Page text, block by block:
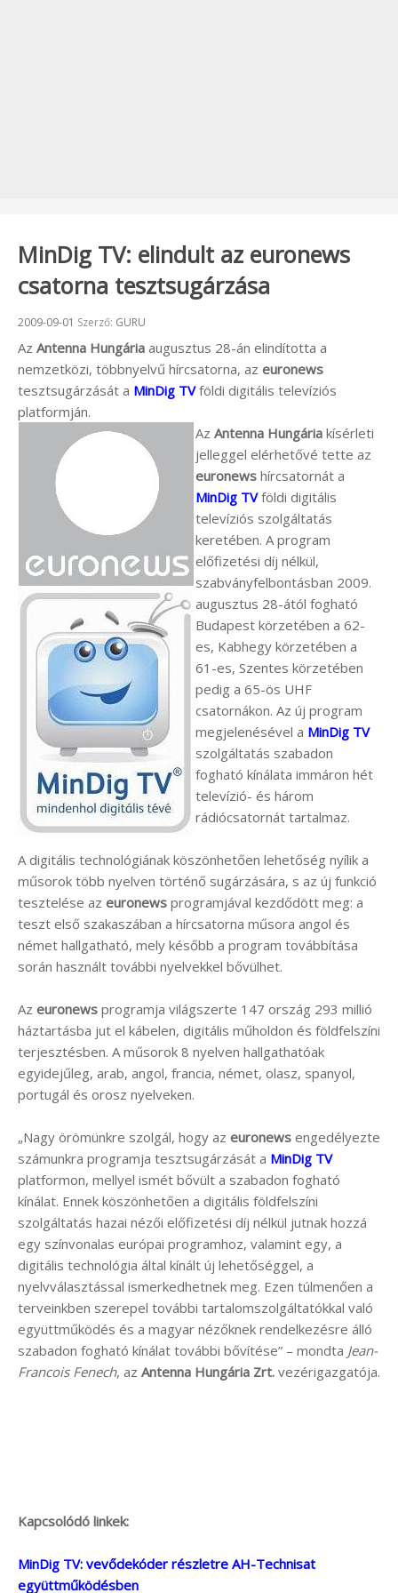
MinDig TV: elindult az euronews
csatorna tesztsugárzása
Beküldve:
2009-09-01 Szerző: GURU
Az Antenna Hungária augusztus 28-án elindította a
nemzetközi, többnyelvű hírcsatorna, az euronews
tesztsugárzását a MinDig TVföldi digitális televíziós
platformján.
Az Antenna Hungária kísérleti
jelleggel elérhetővé tette az
euronews hírcsatornát a
MinDig TVföldi digitális
televíziós szolgáltatás
keretében. A program
előfizetési díj nélkül,
szabványfelbontásban 2009.
augusztus 28-ától fogható
Budapest körzetében a 62-
es, Kabhegy körzetében a
61-es, Szentes körzetében
pedig a 65-ös UHF
csatornákon. Az új program
megjelenésével a MinDig TV
szolgáltatás szabadon
fogható kínálata immáron hét
televízió- és három
rádiócsatornát tartalmaz.
A digitális technológiának köszönhetően lehetőség nyílik a
műsorok több nyelven történő sugárzására, s az új funkció
tesztelése az euronews programjával kezdődött meg: a
teszt első szakaszában a hírcsatorna műsora angol és
német hallgatható, mely később a program továbbítása
során használt további nyelvekkel bővülhet.
Az euronews programja világszerte 147 ország 293 millió
háztartásba jut el kábelen, digitális műholdon és földfelszíni
terjesztésben. A műsorok 8 nyelven hallgathatóak
egyidejűleg, arab, angol, francia, német, olasz, spanyol,
portugál és orosz nyelveken.
„Nagy örömünkre szolgál, hogy az euronews engedélyezte
számunkra programja tesztsugárzását a MinDig TV
platformon, mellyel ismét bővült a szabadon fogható
kínálat. Ennek köszönhetően a digitális földfelszíni
szolgáltatás hazai nézői előfizetési díj nélkül jutnak hozzá
egy színvonalas európai programhoz, valamint egy, a
digitális technológia által kínált új lehetőséggel, a
nyelvválasztással ismerkedhetnek meg. Ezen túlmenően a
terveinkben szerepel további tartalomszolgáltatókkal való
együttműködés és a magyar nézőknek rendelkezésre álló
szabadon fogható kínálat további bővítése” – mondta Jean-
Francois Fenech, az Antenna Hungária Zrt. vezérigazgatója.
Kapcsolódó linkek:
MinDig TV: vevődekóder részletre AH-Technisat
együttműködésben